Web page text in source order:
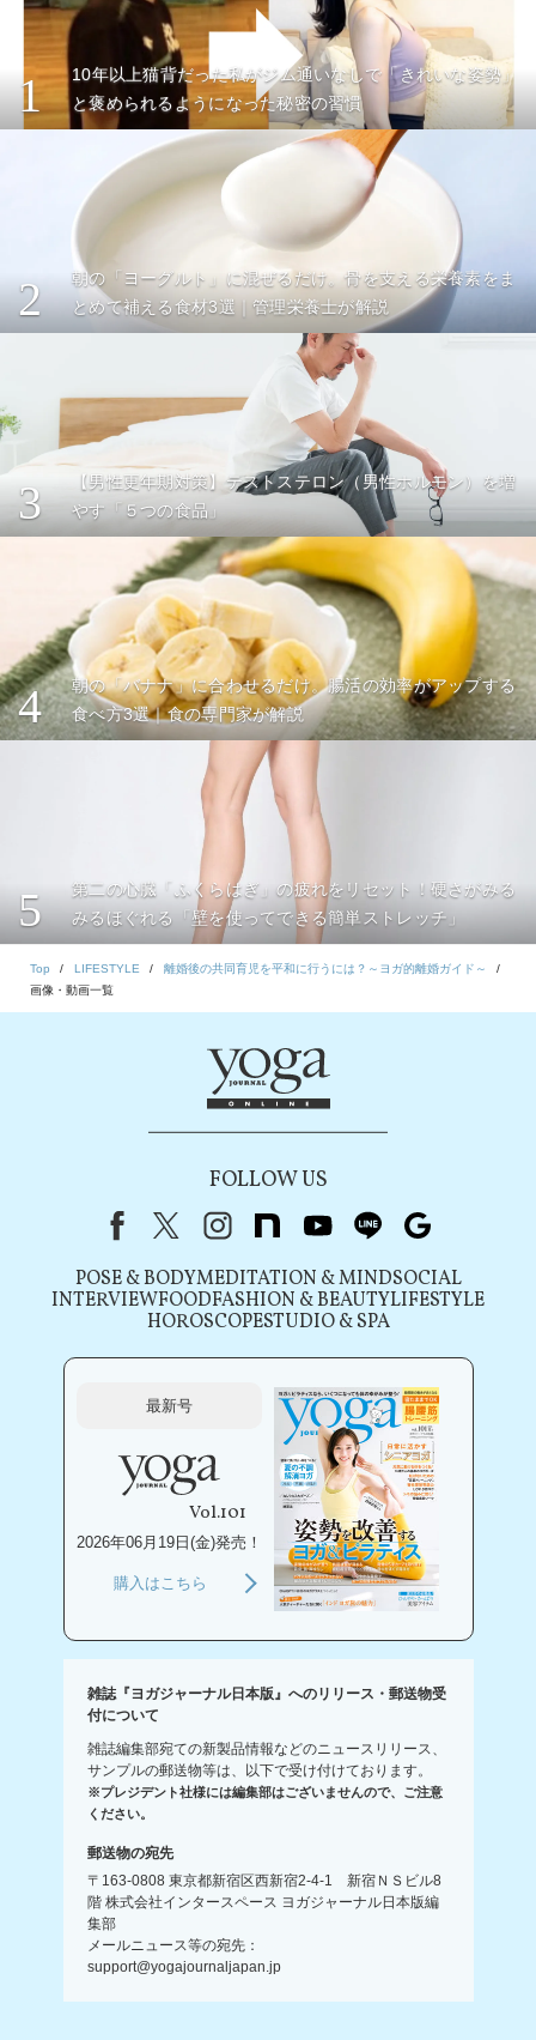
1
10年以上猫背だった私がジム通いなしで「きれいな姿勢」
と褒められるようになった秘密の習慣
2
朝の「ヨーグルト」に混ぜるだけ。骨を支える栄養素をま
とめて補える食材3選｜管理栄養士が解説
3
【男性更年期対策】テストステロン（男性ホルモン）を増
やす「５つの食品」
4
朝の「バナナ」に合わせるだけ。腸活の効率がアップする
食べ方3選｜食の専門家が解説
5
第二の心臓「ふくらはぎ」の疲れをリセット！硬さがみる
みるほぐれる「壁を使ってできる簡単ストレッチ」
Top LIFESTYLE
離婚後の共同育児を平和に行うには？～ヨガ的離婚ガイド～
画像・動画一覧
FOLLOW US
FacebookX（旧Twitter）
instagram
note youtubeline
POSE & BODYMEDITATION & MINDSOCIAL
INTERVIEWFOODFASHION & BEAUTYLIFESTYLE
HOROSCOPESTUDIO & SPA
最新号
Vol.101
2026年06月19日(金)発売！
購入はこちら
雑誌『ヨガジャーナル日本版』へのリリース・郵送物受
付について
雑誌編集部宛ての新製品情報などのニュースリリース、
サンプルの郵送物等は、以下で受け付けております。
※プレジデント社様には編集部はございませんので、ご注意
ください。
郵送物の宛先
〒163-0808 東京都新宿区西新宿2-4-1 新宿ＮＳビル8
階 株式会社インタースペース ヨガジャーナル日本版編
集部
メールニュース等の宛先：
support@yogajournaljapan.jp